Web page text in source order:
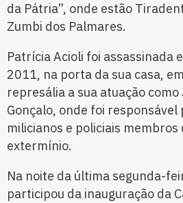
da Pátria”, onde estão
Zumbi dos Palmares.
Patrícia Acioli foi assassinada
2011, na porta da sua casa,
represália a sua atuação como
Gonçalo, onde foi responsável
milicianos e policiais membros
extermínio.
Na noite da última segunda-
participou da inauguração da